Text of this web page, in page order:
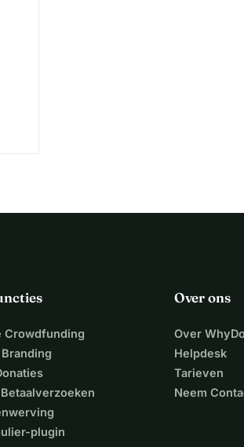
Crowdfunding
plugin
Over ons
Over
Helpdesk
Tarieven
Neem